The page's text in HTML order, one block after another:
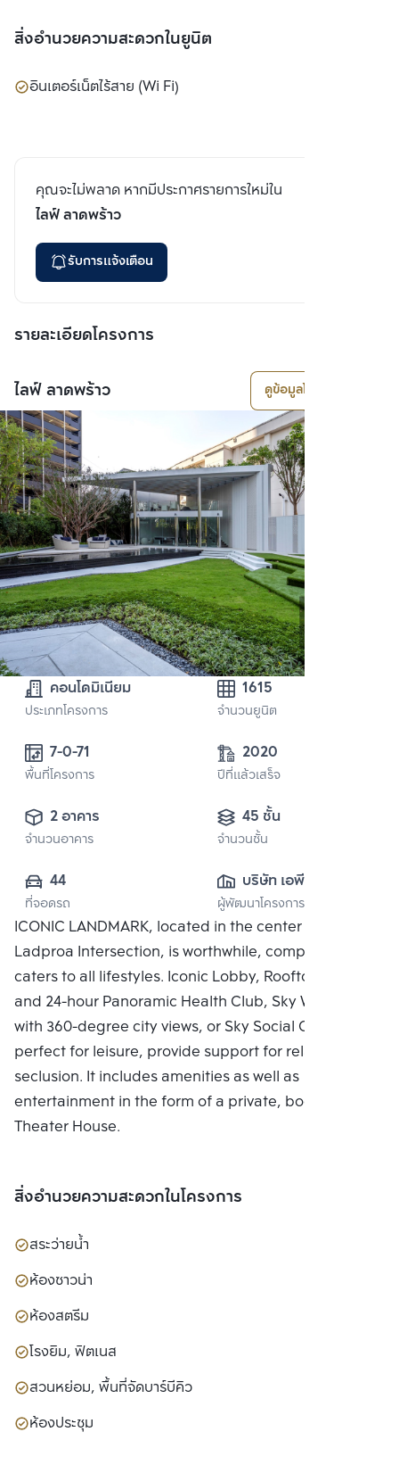
สิ่งอำนวยความสะดวกในยูนิต
อินเตอร์เน็ตไร้สาย (Wi Fi)
คุณจะไม่พลาด หากมีประกาศรายการใหม่ใน
ไลฟ์ ลาดพร้าว
รับการแจ้งเตือน
รายละเอียดโครงการ
ไลฟ์ ลาดพร้าว ดูข้อมูลโครงการ
คอนโดมิเนียม
ประเภทโครงการ
1615
จำนวนยูนิต
7-0-71
พื้นที่โครงการ
2020
ปีที่แล้วเสร็จ
2 อาคาร
จำนวนอาคาร
45 ชั้น
จำนวนชั้น
44
ที่จอดรถ
บริษัท เอพี (รัช
โยธิน) จำกัด
ผู้พัฒนาโครงการ
ICONIC LANDMARK, located in the center of the
Ladproa Intersection, is worthwhile, complete, and
caters to all lifestyles. Iconic Lobby, Rooftop Facilities
and 24-hour Panoramic Health Club, Sky Work Space
with 360-degree city views, or Sky Social Club,
perfect for leisure, provide support for relaxing in
seclusion. It includes amenities as well as
entertainment in the form of a private, bookable
Theater House.
สิ่งอำนวยความสะดวกในโครงการ
สระว่ายน้ำ
ห้องซาวน่า
ห้องสตรีม
โรงยิม, ฟิตเนส
สวนหย่อม, พื้นที่จัดบาร์บีคิว
ห้องประชุม